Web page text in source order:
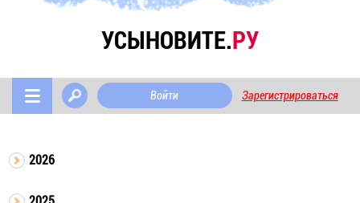
УСЫНОВИТЕ.РУ
Войти Зарегистрироваться
2026